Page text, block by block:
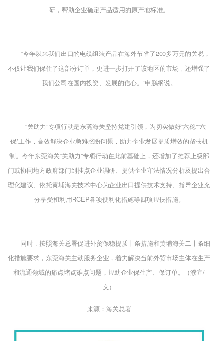
研，帮助企业确定产品适用的原产地标准。
“今年以来我们出口的电缆组装产品在海外节省了200多万元的关税，
不仅让我们保住了这部分订单，更进一步打开了该地区的市场，还增强了
我们公司在国内投资、发展的信心。”申鹏纲说。
“关助力”专项行动是东莞海关坚持党建引领，为切实做好“六稳”“六
保”工作，高效解决企业急难愁盼问题，助力企业发展提质增效的帮扶机
制。今年东莞海关“关助力”专项行动在此前基础上，还增加了推荐上级部
门或协同地方政府部门到挂点企业调研、提供企业守法情况分析及提出合
理化建议、依托黄埔海关技术中心为企业出口提供技术支持、指导企业充
分享受和利用RCEP各项便利化措施等四项帮扶措施。
同时，按照海关总署促进外贸保稳提质十条措施和黄埔海关二十条细
化措施要求，东莞海关主动服务企业，着力解决当前外贸市场主体在生产
和流通领域的痛点堵点难点问题，帮助企业保生产、保订单。（濮宣/
文）
来源：海关总署